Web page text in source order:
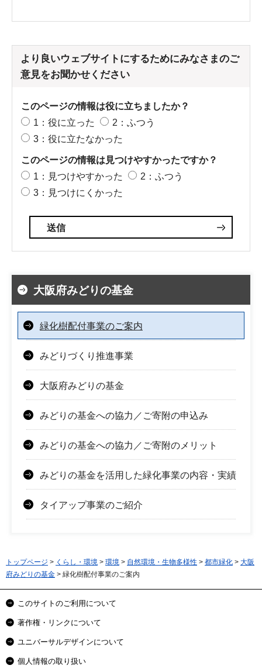
より良いウェブサイトにするためにみなさまのご
意見をお聞かせください
このページの情報は役に立ちましたか？
1：役に立った
2：ふつう
3：役に立たなかった
このページの情報は見つけやすかったですか？
1：見つけやすかった
2：ふつう
3：見つけにくかった
大阪府みどりの基金
緑化樹配付事業のご案内
みどりづくり推進事業
大阪府みどりの基金
みどりの基金への協力／ご寄附の申込み
みどりの基金への協力／ご寄附のメリット
みどりの基金を活用した緑化事業の内容・実績
タイアップ事業のご紹介
トップページ > くらし・環境 > 環境 > 自然環境・生物多様性 > 都市緑化 > 大阪
府みどりの基金 > 緑化樹配付事業のご案内
このサイトのご利用について
著作権・リンクについて
ユニバーサルデザインについて
個人情報の取り扱い